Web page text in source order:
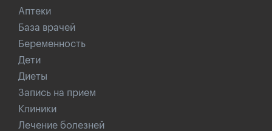
Аптеки
База врачей
Беременность
Дети
Диеты
Запись на прием
Клиники
Лечение болезней